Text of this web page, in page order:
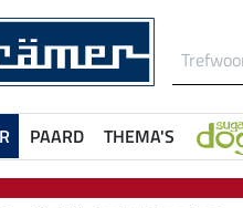
PAARD THEMA'S